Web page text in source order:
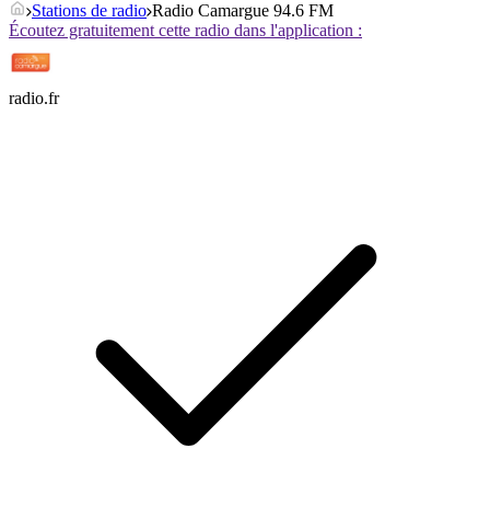
Stations de radio Radio Camargue 94.6 FM
Écoutez gratuitement cette radio dans l'application :
radio.fr